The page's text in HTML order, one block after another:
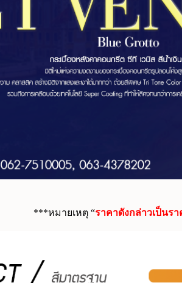
หลังคาคอนกรีตรูปลอนโค้งสูงสไตล์อิตาลี งดงา
นกว่าการเคลือยสีกระเบื้องคอนกรีตทั่วไป
***หมายเหตุ “ราคาดังกล่าวเป็นร